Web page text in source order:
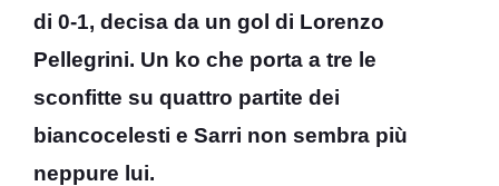
di 0-1, decisa da un gol di Lorenzo
Pellegrini. Un ko che porta a tre le
sconfitte su quattro partite dei
biancocelesti e Sarri non sembra più
neppure lui.